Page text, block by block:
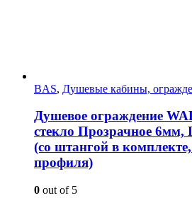
BAS, Душевые кабины,
Душевое ограждение
стекло Прозрачное
(со штангой в
профиля)
0 out of 5